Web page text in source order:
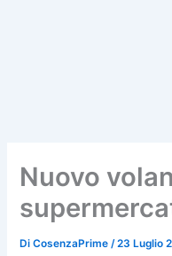
Nuovo
DiCosenzaPrime/23 Luglio